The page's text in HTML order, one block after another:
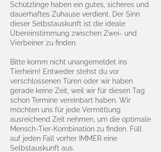
Schützlinge haben ein gutes, sicheres und
dauerhaftes Zuhause verdient. Der Sinn
dieser Selbstauskunft ist die ideale
Übereinstimmung zwischen Zwei- und
Vierbeiner zu finden.
Bitte komm nicht unangemeldet ins
Tierheim! Entweder stehst du vor
verschlossenen Türen oder wir haben
gerade keine Zeit, weil wir für diesen Tag
schon Termine vereinbart haben. Wir
möchten uns für jede Vermittlung
ausreichend Zeit nehmen, um die optimale
Mensch-Tier-Kombination zu finden. Füll
auf jeden Fall vorher IMMER eine
Selbstauskunft aus.